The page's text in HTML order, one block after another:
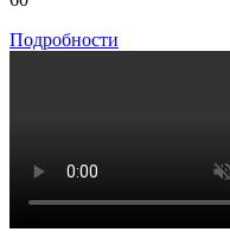
Подробности